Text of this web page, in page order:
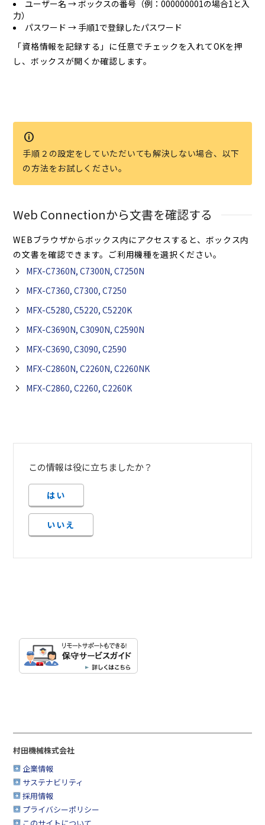
ユーザー名 → ボックスの番号（例：000000001の場合1と入
力）
パスワード → 手順1で登録したパスワード
「資格情報を記録する」に任意でチェックを入れてOKを押
し、ボックスが開くか確認します。
手順２の設定をしていただいても解決しない場合、以下
の方法をお試しください。
Web Connectionから文書を確認する
WEBブラウザからボックス内にアクセスすると、ボックス内
の文書を確認できます。ご利用機種を選択ください。
MFX-C7360N, C7300N, C7250N
MFX-C7360, C7300, C7250
MFX-C5280, C5220, C5220K
MFX-C3690N, C3090N, C2590N
MFX-C3690, C3090, C2590
MFX-C2860N, C2260N, C2260NK
MFX-C2860, C2260, C2260K
この情報は役に立ちましたか？
はい
いいえ
村田機械株式会社
企業情報
サステナビリティ
採用情報
プライバシーポリシー
このサイトについて